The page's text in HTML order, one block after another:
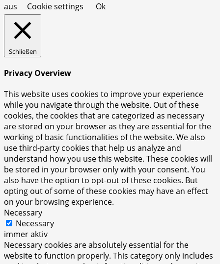
aus
Cookie settings Ok
Schließen
Privacy Overview
This website uses cookies to improve your experience
while you navigate through the website. Out of these
cookies, the cookies that are categorized as necessary
are stored on your browser as they are essential for the
working of basic functionalities of the website. We also
use third-party cookies that help us analyze and
understand how you use this website. These cookies will
be stored in your browser only with your consent. You
also have the option to opt-out of these cookies. But
opting out of some of these cookies may have an effect
on your browsing experience.
Necessary
Necessary
immer aktiv
Necessary cookies are absolutely essential for the
website to function properly. This category only includes